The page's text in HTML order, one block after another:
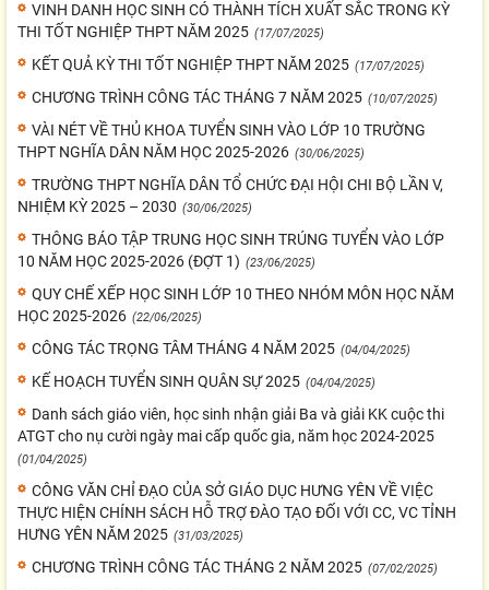
VINH DANH HỌC SINH CÓ THÀNH TÍCH XUẤT SẮC TRONG KỲ
THI TỐT NGHIỆP THPT NĂM 2025 (17/07/2025)
KẾT QUẢ KỲ THI TỐT NGHIỆP THPT NĂM 2025 (17/07/2025)
CHƯƠNG TRÌNH CÔNG TÁC THÁNG 7 NĂM 2025 (10/07/2025)
VÀI NÉT VỀ THỦ KHOA TUYỂN SINH VÀO LỚP 10 TRƯỜNG
THPT NGHĨA DÂN NĂM HỌC 2025-2026 (30/06/2025)
TRƯỜNG THPT NGHĨA DÂN TỔ CHỨC ĐẠI HỘI CHI BỘ LẦN V,
NHIỆM KỲ 2025 – 2030 (30/06/2025)
THÔNG BÁO TẬP TRUNG HỌC SINH TRÚNG TUYỂN VÀO LỚP
10 NĂM HỌC 2025-2026 (ĐỢT 1) (23/06/2025)
QUY CHẾ XẾP HỌC SINH LỚP 10 THEO NHÓM MÔN HỌC NĂM
HỌC 2025-2026 (22/06/2025)
CÔNG TÁC TRỌNG TÂM THÁNG 4 NĂM 2025 (04/04/2025)
KẾ HOẠCH TUYỂN SINH QUÂN SỰ 2025 (04/04/2025)
Danh sách giáo viên, học sinh nhận giải Ba và giải KK cuộc thi
ATGT cho nụ cười ngày mai cấp quốc gia, năm học 2024-2025
(01/04/2025)
CÔNG VĂN CHỈ ĐẠO CỦA SỞ GIÁO DỤC HƯNG YÊN VỀ VIỆC
THỰC HIỆN CHÍNH SÁCH HỖ TRỢ ĐÀO TẠO ĐỐI VỚI CC, VC TỈNH
HƯNG YÊN NĂM 2025 (31/03/2025)
CHƯƠNG TRÌNH CÔNG TÁC THÁNG 2 NĂM 2025 (07/02/2025)